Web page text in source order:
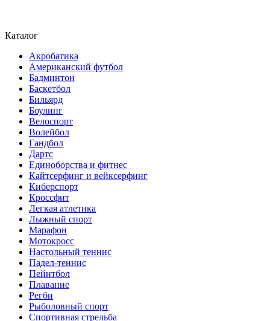
Каталог
Акробатика
Американский футбол
Бадминтон
Баскетбол
Бильярд
Боулинг
Велоспорт
Волейбол
Гандбол
Дартс
Единоборства и фитнес
Кайтсерфинг и вейксерфинг
Киберспорт
Кроссфит
Легкая атлетика
Лыжный спорт
Марафон
Мотокросс
Настольный теннис
Падел-теннис
Пейнтбол
Плавание
Регби
Рыболовный спорт
Спортивная стрельба